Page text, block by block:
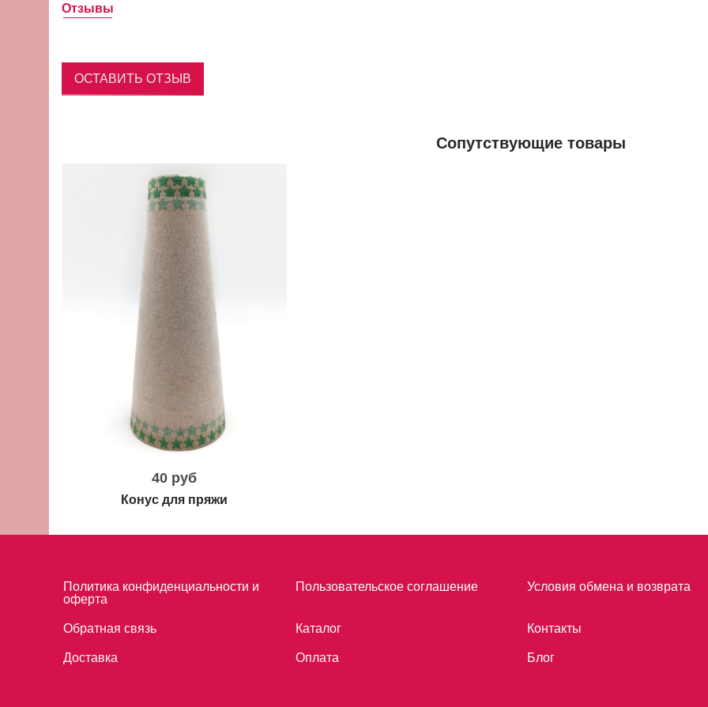
Отзывы
ОСТАВИТЬ ОТЗЫВ
Сопутствующие товары
40 руб
Конус для пряжи
Политика конфиденциальности и
оферта
Пользовательское соглашение Условия обмена и возврата
Обратная связь Каталог Контакты
Доставка Оплата Блог